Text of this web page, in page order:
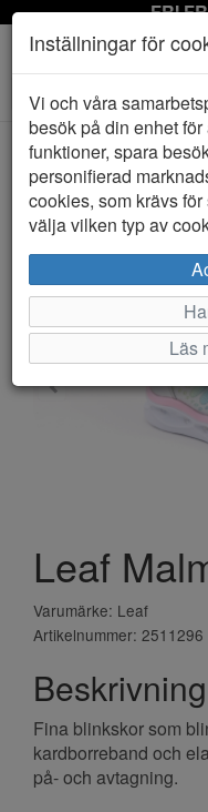
FRI
Toggle
navigation
HEM LEAF
Leaf
Varumärke: Leaf
Artikelnummer: 2511296
Beskrivning
Fina blinkskor som
kardborreband och
på- och avtagning.
Inställningar för
Vi och våra
besök på din enhet
funktioner, spara
personifierad
cookies, som krävs
välja vilken typ av
Läs